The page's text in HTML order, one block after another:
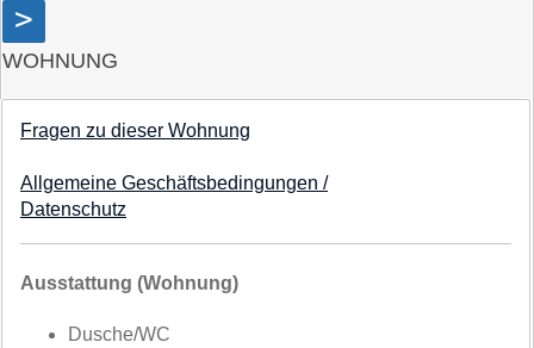
>
WOHNUNG
Fragen zu dieser Wohnung
Allgemeine Geschäftsbedingungen /
Datenschutz
Ausstattung (Wohnung)
Dusche/WC